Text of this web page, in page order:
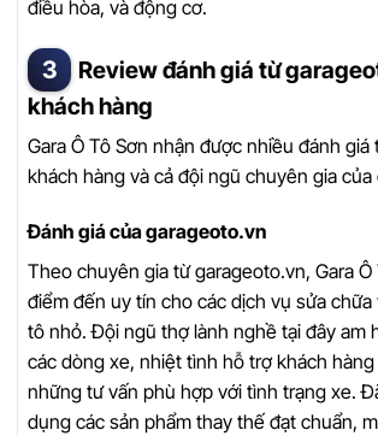
điều hòa, và động cơ.
Review đánh giá từ
khách hàng
Gara Ô Tô Sơn nhận được nhiều đánh
khách hàng và cả đội ngũ chuyên gia
Đánh giá của garageoto.vn
Theo chuyên gia từ garageoto.vn, Gara Ô
điểm đến uy tín cho các dịch vụ sửa
tô nhỏ. Đội ngũ thợ lành nghề tại đây am
các dòng xe, nhiệt tình hỗ trợ khách hàng
những tư vấn phù hợp với tình trạng xe.
dụng các sản phẩm thay thế đạt chuẩn,